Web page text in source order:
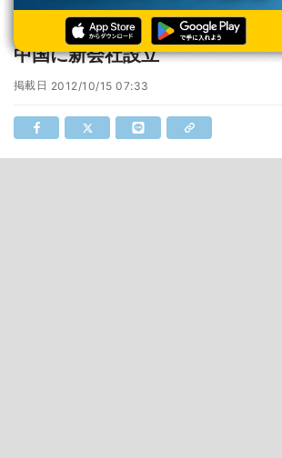
三菱商事、三菱自動車および広
中国に新会社設立
掲載日 2012/10/15 07:33